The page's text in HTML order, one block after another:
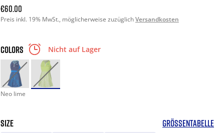
Aktueller Preis: 60.00. Preis inkl. 19% MwSt. und ggf.
€60.00
Preis inkl. 19% MwSt., möglicherweise zuzüglichVersandkosten
COLORS Nicht auf Lager
Neo lime
SIZE GRÖSSENTABELLE